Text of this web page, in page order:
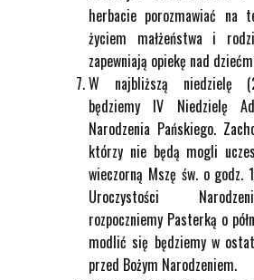
herbacie porozmawiać na
życiem małżeństwa i
zapewniają opiekę nad
W najbliższą niedzielę
będziemy IV Niedzielę
Narodzenia Pańskiego.
którzy nie będą mogli
wieczorną Mszę św. o godz.
Uroczystości
rozpoczniemy Pasterką o
modlić się będziemy w
przed Bożym Narodzeniem.